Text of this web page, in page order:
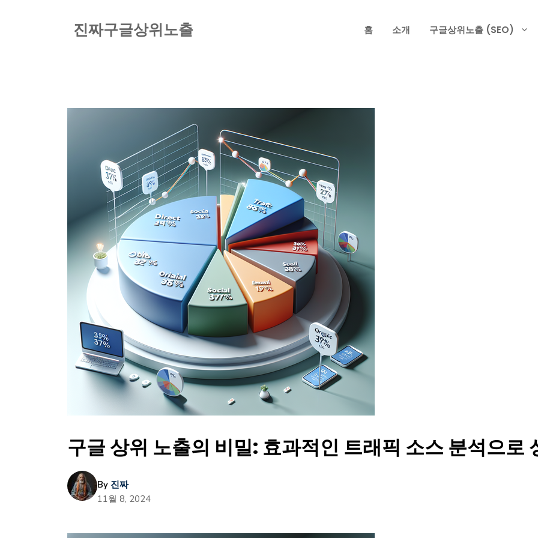
진짜구글상위노출 홈 소개 구글상위노출 (SEO)
구글 상위 노출의 비밀: 효과적인 트래픽 소스 분석으로
By 진짜
11월 8, 2024